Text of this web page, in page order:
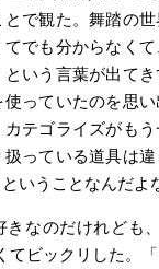
で観た。舞踏の
でも分からなくて
いう言葉が出て
っていたのを思
テゴライズがも
扱っている道具は
いうことなんだよ
なのだけれども
てビックリした。